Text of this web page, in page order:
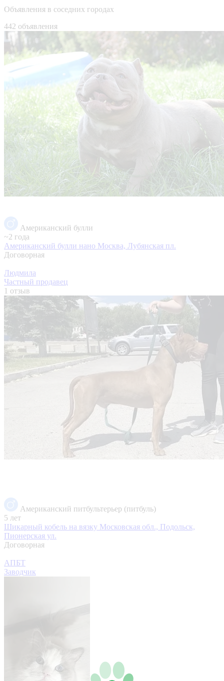
Объявления в соседних городах
442 объявления
Американский булли
~2 года
Американский булли нано Москва, Лубянская пл.
Договорная
Людмила
Частный продавец
1 отзыв
Американский питбультерьер (питбуль)
5 лет
Шикарный кобель на вязку Московская обл., Подольск,
Пионерская ул.
Договорная
АПБТ
Заводчик